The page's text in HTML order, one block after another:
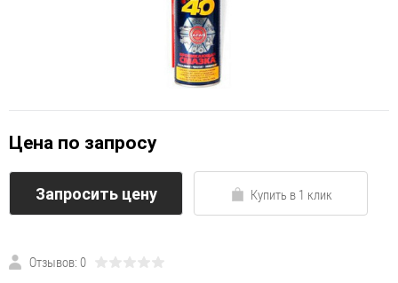
Цена по запросу
Запросить цену Купить в 1 клик
Отзывов: 0